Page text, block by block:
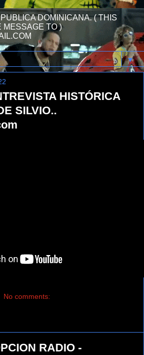
DOMINICANA. ( THIS
MESSAGE TO )
▼
HISTÓRICA
SILVIO..
No comments:
RADIO -